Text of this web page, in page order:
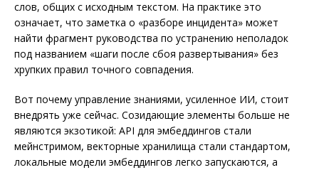
слов, общих с исходным текстом. На практике это
означает, что заметка о «разборе инцидента» может
найти фрагмент руководства по устранению неполадок
под названием «шаги после сбоя развертывания» без
хрупких правил точного совпадения.
Вот почему управление знаниями, усиленное ИИ, стоит
внедрять уже сейчас. Созидающие элементы больше не
являются экзотикой: API для эмбеддингов стали
мейнстримом, векторные хранилища стали стандартом,
локальные модели эмбеддингов легко запускаются, а